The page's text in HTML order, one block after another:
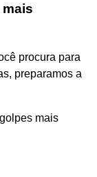
procura para
preparamos a
mais